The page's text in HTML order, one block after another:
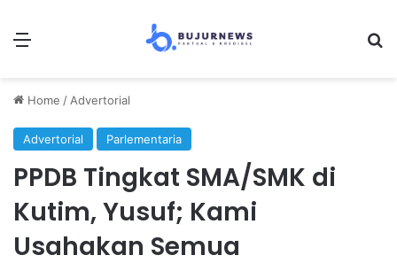
Menu
Home / Advertorial
Advertorial Parlementaria
PPDB Tingkat SMA/SMK di
Kutim, Yusuf; Kami
Usahakan Semua